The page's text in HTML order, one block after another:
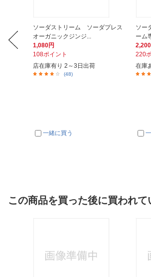
ソーダストリーム ソーダプレス
オーガニックジンジ...
1,080円
108ポイント
店在庫有り 2～3日出荷
(48)
一緒に買う
ソー
ーム
220
在庫
この商品を買った後に買われて